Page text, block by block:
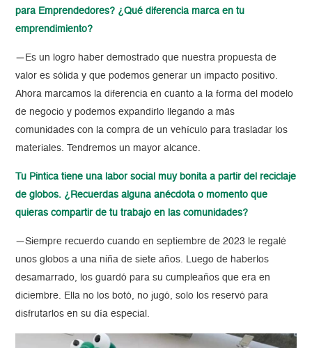
para Emprendedores? ¿Qué diferencia marca en tu
emprendimiento?
— Es un logro haber demostrado que nuestra propuesta de
valor es sólida y que podemos generar un impacto positivo.
Ahora marcamos la diferencia en cuanto a la forma del modelo
de negocio y podemos expandirlo llegando a más
comunidades con la compra de un vehículo para trasladar los
materiales. Tendremos un mayor alcance.
Tu Pintica tiene una labor social muy bonita a partir del reciclaje
de globos. ¿Recuerdas alguna anécdota o momento que
quieras compartir de tu trabajo en las comunidades?
—Siempre recuerdo cuando en septiembre de 2023 le regalé
unos globos a una niña de siete años. Luego de haberlos
desamarrado, los guardó para su cumpleaños que era en
diciembre. Ella no los botó, no jugó, solo los reservó para
disfrutarlos en su día especial.